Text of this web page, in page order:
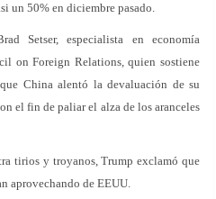
un 50% en diciembre pasado.
Setser, especialista en economía
on Foreign Relations, quien sostiene
China alentó la devaluación de su
el fin de paliar el alza de los aranceles
tirios y troyanos, Trump exclamó que
aprovechando de EEUU.